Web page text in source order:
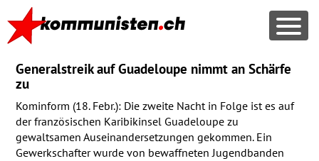
Generalstreik auf Guadeloupe nimmt an Schärfe
zu
Kominform (18. Febr.): Die zweite Nacht in Folge ist es auf
der französischen Karibikinsel Guadeloupe zu
gewaltsamen Auseinandersetzungen gekommen. Ein
Gewerkschafter wurde von bewaffneten Jugendbanden